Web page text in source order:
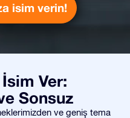
isim verin!
İsim Ver:
Sonsuz
ve geniş tema